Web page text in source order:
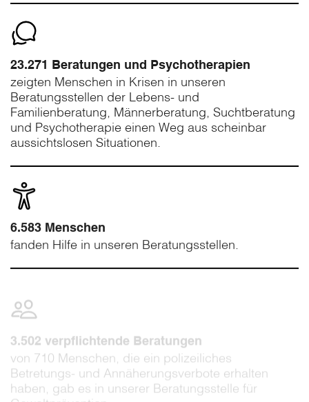
23.271 Beratungen und Psychotherapien
zeigten Menschen in Krisen in unseren
Beratungsstellen der Lebens- und
Familienberatung, Männerberatung, Suchtberatung
und Psychotherapie einen Weg aus scheinbar
aussichtslosen Situationen.
6.583 Menschen
fanden Hilfe in unseren Beratungsstellen.
von 710 Menschen, die ein polizeiliches
Betretungs- und Annäherungsverbote erhalten
haben, gab es in unserer Beratungsstelle für
Gewaltprävention.